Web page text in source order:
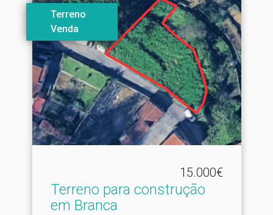
Terreno
Venda
15.000€
Terreno para construção
em Branca